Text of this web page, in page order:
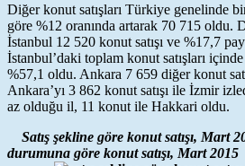
Diğer konut satışları Türkiye genelinde
göre %12 oranında artarak 70 715 oldu.
İstanbul 12 520 konut satışı ve %17,7
İstanbul’daki toplam konut satışları içinde
%57,1 oldu. Ankara 7 659 diğer konut
Ankara’yı 3 862 konut satışı ile İzmir
az olduğu il, 11 konut ile Hakkari oldu.
Satış şekline göre konut
durumuna göre konut satışı, Mart 2015